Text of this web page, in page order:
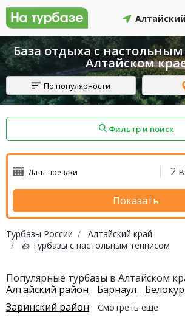
База отдыха с
Алтайском
По популярности
Фильтр и поиск
Показать
Турбазы России
Алтайский край
👍 Турбазы с настольным теннисом
Популярные турбазы в Алтайском
Алтайский район
Барнаул
Заринский район
Смотреть еще
Смоленский район
Красноборский район
Онежский